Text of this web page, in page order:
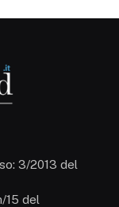
3/2013 del
15 del